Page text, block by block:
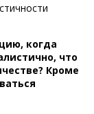
когда
что
Кроме